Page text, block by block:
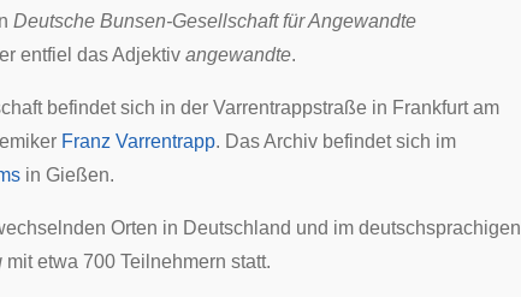
Deutsche Bunsen-Gesellschaft für Angewandte
entfiel das Adjektiv angewandte.
befindet sich in der Varrentrappstraße in Frankfurt am
Franz Varrentrapp. DasArchiv befindet sich im
in Gießen.
Orten in Deutschland und im deutschsprachigen
mit etwa 700 Teilnehmern statt.